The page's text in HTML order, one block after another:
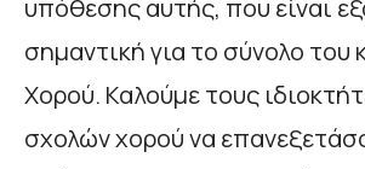
υπόθεσης αυτής, που είναι
σημαντική για το σύνολο του
Χορού. Καλούμε τους
σχολών χορού να